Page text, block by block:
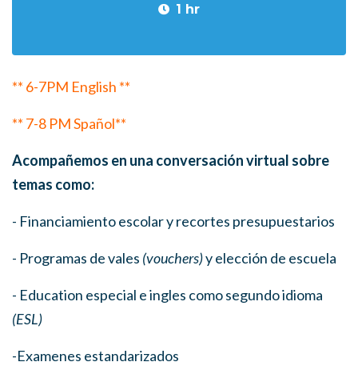
1 hr
** 6-7PM English **
** 7-8 PM Spañol**
Acompañemos en una conversación virtual sobre
temas como:
- Financiamiento escolar y recortes presupuestarios
- Programas de vales (vouchers)y elección de escuela
- Education especial e ingles como segundo idioma
(ESL)
-Examenes estandarizados